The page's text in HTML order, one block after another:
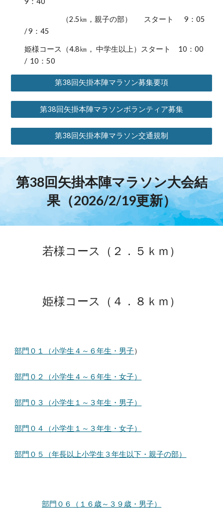
（2.5㎞，親子の部） スタート 9：05
/ 9：45
姫様コース（4.8㎞， 中学生以上）スタート 10：00
/ 10：50
第38回矢掛本陣マラソン募集要項
第38回矢掛本陣マラソンボランティア募集
第38回矢掛本陣マラソン交通規制
第38回矢掛本陣マラソン大会結
果（2026/2/19更新）
若様コース（２．５ｋｍ）
姫様コース（４．８ｋｍ）
部門０１（小学生４～６年生・男子）
部門０２（小学生４～６年生・女子）
部門０３（小学生１～３年生・男子）
部門０４（小学生１～３年生・女子）
部門０ ５ （年長以上小学生３年生以下 ・ 親子の部）
部門０ ６ （ １６歳～３９歳 ・男子）